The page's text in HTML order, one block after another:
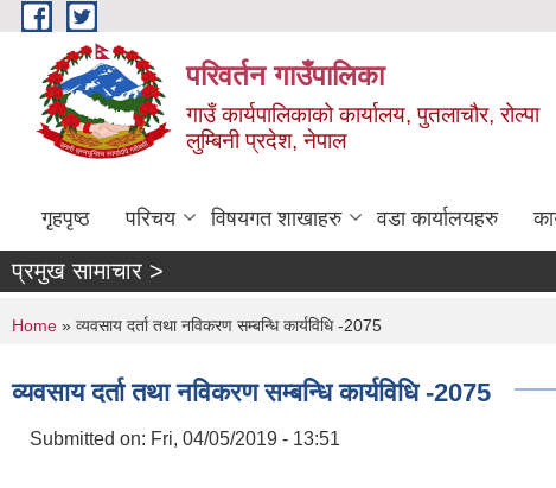
Skip to main content
परिवर्तन गाउँपालिका
गाउँ कार्यपालिकाको कार्यालय, पुतलाचौर, रोल्पा
लुम्बिनी प्रदेश, नेपाल
गृहपृष्ठ परिचय विषयगत शाखाहरु वडा कार्यालयहरु
प्रमुख सामाचार >
You are here
Home » व्यवसाय दर्ता तथा नविकरण सम्बन्धि कार्यविधि -2075
व्यवसाय दर्ता तथा नविकरण सम्बन्धि कार्यविधि -2075
Submitted on: Fri, 04/05/2019 - 13:51